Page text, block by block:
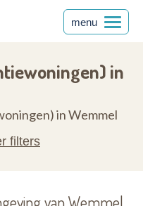
menu
in
in Wemmel
filters
van Wemmel